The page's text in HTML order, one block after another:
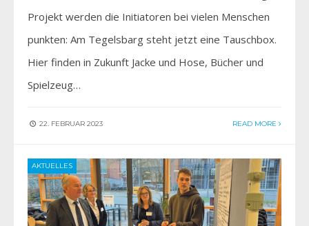
Projekt werden die Initiatoren bei vielen Menschen
punkten: Am Tegelsbarg steht jetzt eine Tauschbox.
Hier finden in Zukunft Jacke und Hose, Bücher und
Spielzeug…
22. FEBRUAR 2023 READ MORE
AKTUELLES